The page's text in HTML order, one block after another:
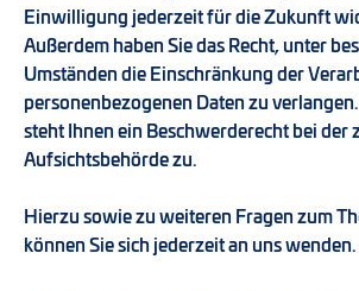
Einwilligung jederzeit für die Zukunft
Außerdem haben Sie das Recht, unter
Umständen die Einschränkung der
personenbezogenen Daten zu
steht Ihnen ein Beschwerderecht bei der
Aufsichtsbehörde zu.
Hierzu sowie zu weiteren Fragen zum
können Sie sich jederzeit an uns wenden.